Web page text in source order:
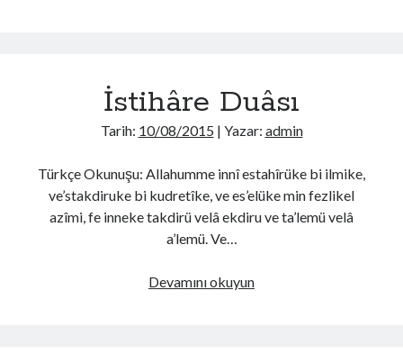
İstihâre Duâsı
Tarih: 10/08/2015 | Yazar: admin
Türkçe Okunuşu: Allahumme innî estahîrüke bi ilmike,
ve’stakdiruke bi kudretîke, ve es’elüke min fezlikel
azîmi, fe inneke takdirü velâ ekdiru ve ta’lemü velâ
a’lemü. Ve…
Devamını okuyunİstihâre